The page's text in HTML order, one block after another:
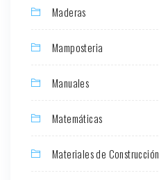
Maderas
Mamposteria
Manuales
Matemáticas
Materiales de Construcción